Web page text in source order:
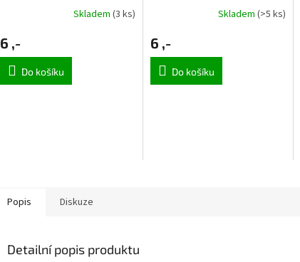
Skladem (3 ks)
6 ,-
Do košíku
Skladem (>5 ks)
6 ,-
Do košíku
Popis Diskuze
Detailní popis produktu